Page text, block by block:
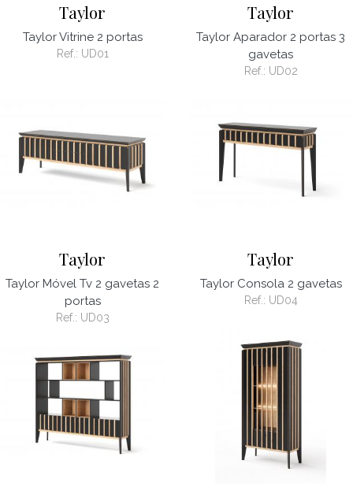
Taylor
Taylor Vitrine 2 portas
Ref.: UD01
Taylor
Taylor Aparador 2 portas 3
gavetas
Ref.: UD02
Taylor
Taylor Móvel Tv 2 gavetas 2
portas
Ref.: UD03
Taylor
Taylor Consola 2 gavetas
Ref.: UD04